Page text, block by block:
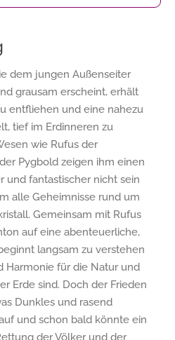
dem jungen Außenseiter
grausam erscheint, erhält
entfliehen und eine nahezu
tief im Erdinneren zu
wie Rufus der
Pygbold zeigen ihm einen
und fantastischer nicht sein
alle Geheimnisse rund um
Gemeinsam mit Rufus
auf eine abenteuerliche,
langsam zu verstehen
Harmonie für die Natur und
Erde sind. Doch der Frieden
Dunkles und rasend
und schon bald könnte ein
der Völker und der